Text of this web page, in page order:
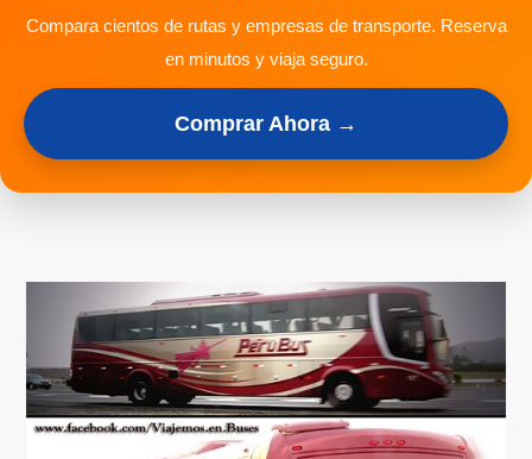
Compara cientos de rutas y empresas de transporte. Reserva
en minutos y viaja seguro.
Comprar Ahora →